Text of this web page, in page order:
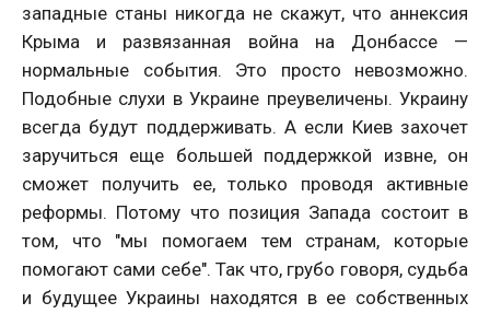
западные станы никогда не скажут, что аннексия
Крыма и развязанная война на Донбассе —
нормальные события. Это просто невозможно.
Подобные слухи в Украине преувеличены. Украину
всегда будут поддерживать. А если Киев захочет
заручиться еще большей поддержкой извне, он
сможет получить ее, только проводя активные
реформы. Потому что позиция Запада состоит в
том, что "мы помогаем тем странам, которые
помогают сами себе". Так что, грубо говоря, судьба
и будущее Украины находятся в ее собственных